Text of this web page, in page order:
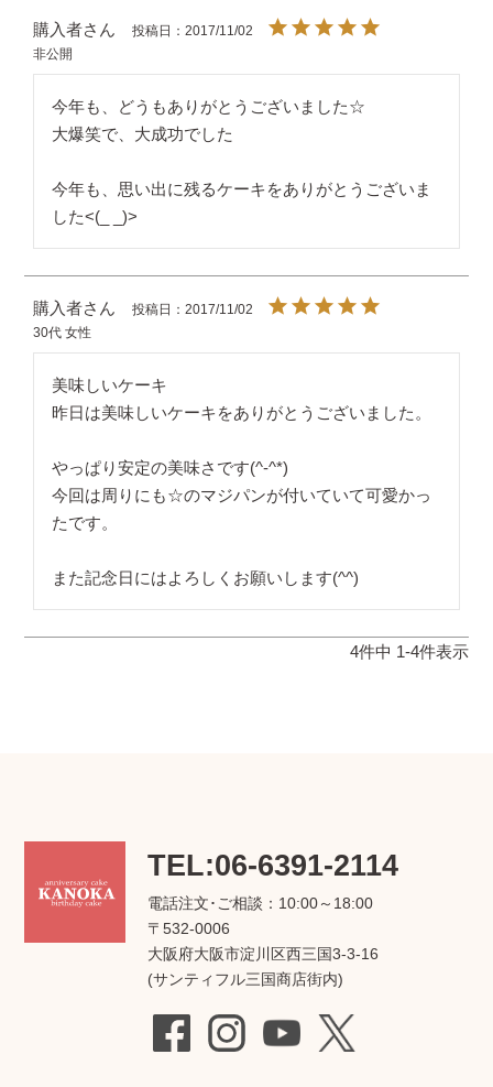
購入者
非公開
投稿日 2017/11/02
今年も、どうもありがとうございました☆
大爆笑で、大成功でした
今年も、思い出に残るケーキをありがとうございま
した<(_ _)>
購入者
30代 女性
投稿日 2017/11/02
美味しいケーキ
昨日は美味しいケーキをありがとうございました。
やっぱり安定の美味さです(^-^*)
今回は周りにも☆のマジパンが付いていて可愛かっ
たです。
また記念日にはよろしくお願いします(^^)
4件中 1-4件表示
TEL:06-6391-2114
電話注文･ご相談：10:00～18:00
〒532-0006
大阪府大阪市淀川区西三国3-3-16
(サンティフル三国商店街内)